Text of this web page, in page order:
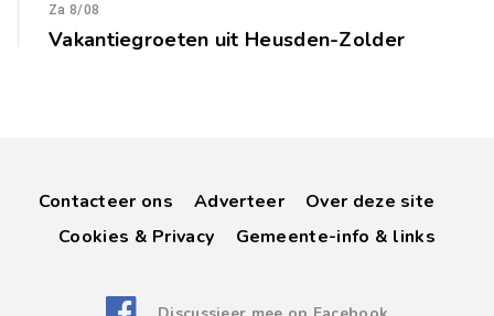
Za 8/08
Vakantiegroeten uit Heusden-Zolder
Contacteer ons Adverteer
Over deze site
Cookies & Privacy
Gemeente-info & links